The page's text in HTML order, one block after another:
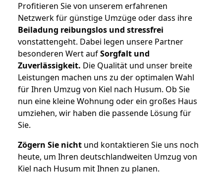
Profitieren Sie von unserem erfahrenen
Netzwerk für günstige Umzüge oder dass ihre
Beiladung reibungslos und stressfrei
vonstattengeht. Dabei legen unsere Partner
besonderen Wert aufSorgfalt und
Zuverlässigkeit. Die Qualität und unser breite
Leistungen machen uns zu der optimalen Wahl
für Ihren Umzug von Kiel nach Husum. Ob Sie
nun eine kleine Wohnung oder ein großes Haus
umziehen, wir haben die passende Lösung für
Sie.
Zögern Sie nicht und kontaktieren Sie uns noch
heute, um Ihren deutschlandweiten Umzug von
Kiel nach Husum mit Ihnen zu planen.